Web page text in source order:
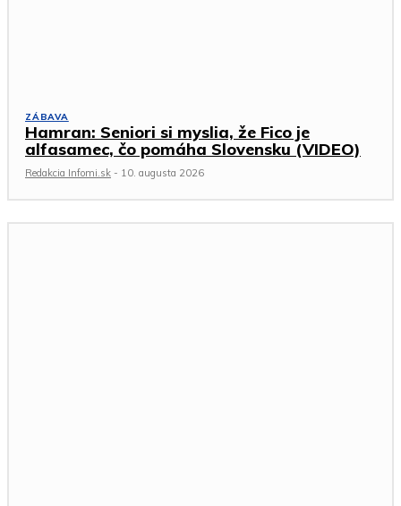
ZÁBAVA
Hamran: Seniori si myslia, že Fico je
alfasamec, čo pomáha Slovensku (VIDEO)
Redakcia Infomi.sk - 10. augusta 2026